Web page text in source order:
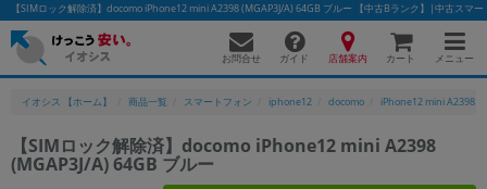
【SIMロック解除済】docomo iPhone12 mini A2398 (MGAP3J/A) 64GB ブルー 【中古Bランク】|中古スマ
お問合せ ガイド 店舗案内 カート メニュー
イオシス 【ホーム】 商品一覧 スマートフォン iphone12 docomo iPhone12 mini A2398
【SIMロック解除済】docomo iPhone12 mini A2398
(MGAP3J/A) 64GB ブルー
かんたんパソコン検索に切り替える